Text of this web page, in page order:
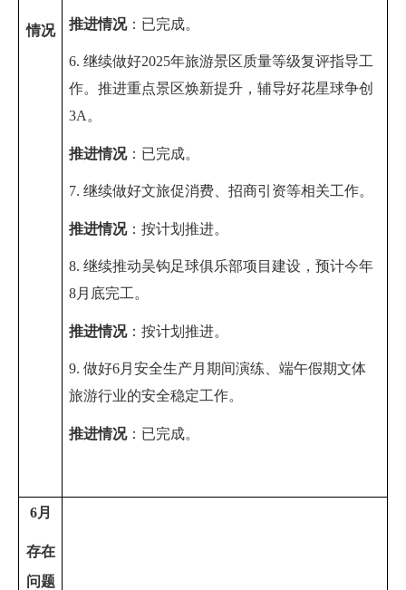
情况 推进情况： 已完成。
6. 继续做好2025年旅游景区质量等级复评指导工
作。推进重点景区焕新提升，辅导好花星球争创
3A 。
推进情况： 已完成。
7. 继续做好文旅促消费、招商引资等相关工作。
推进情况：按计划推进。
8. 继续推动吴钩足球俱乐部项目建设，预计今年
8月底完工 。
推进情况：按计划推进。
9. 做好6月安全生产月期间演练 、端午假期文体
旅游行业的安全稳定工作。
推进情况： 已完成。
6月
存在
问题